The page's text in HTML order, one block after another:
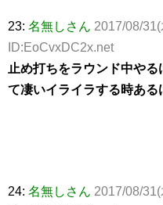
23: 名無しさん 2017/08/
ID:EoCvxDC2x.net
止め打ちをラウンド中や
て凄いイライラする時ある
24: 名無しさん 2017/08/